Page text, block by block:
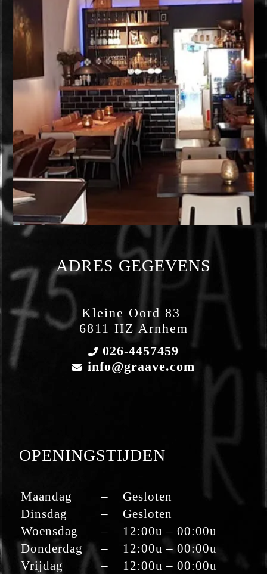
ADRES GEGEVENS
Kleine Oord 83
6811 HZ Arnhem
026-4457459
info@graave.com
OPENINGSTIJDEN
Maandag –
Gesloten
Dinsdag
–
Gesloten
Woensdag
–
12:00u – 00:00u
Donderdag
–
12:00u – 00:00u
Vrijdag
–
12:00u – 00:00u